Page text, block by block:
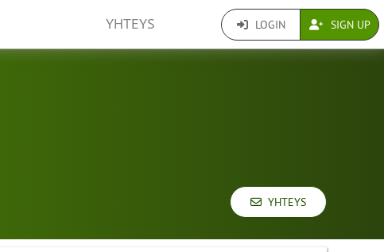
YHTEYS LOGIN SIGN UP
YHTEYS